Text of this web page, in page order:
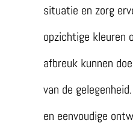
situatie en zorg
opzichtige kleuren
afbreuk kunnen
van de
en eenvoudige